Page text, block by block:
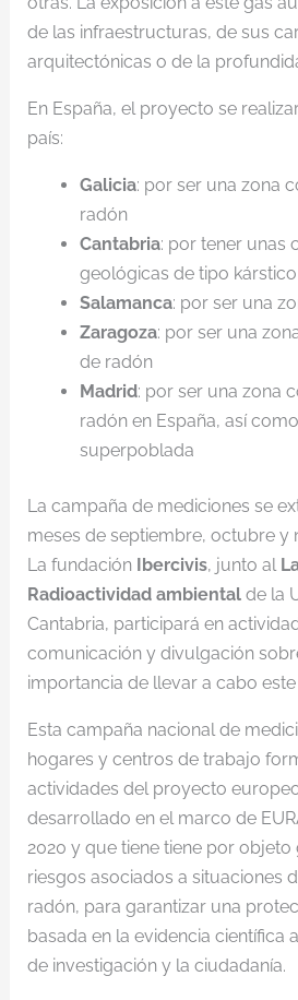
de las infraestructuras, de sus
arquitectónicas o de la
En España, el proyecto se
país:
Galicia: por ser una zona
radón
Cantabria: por tener unas
geológicas de tipo kárstico
Salamanca: por ser una
Zaragoza: por ser una
de radón
Madrid: por ser una zona
radón en España, así
superpoblada
La campaña de mediciones se
meses de septiembre, octubre y
La fundaciónIbercivis, junto al
Radioactividad ambientalde la
Cantabria, participará en
comunicación y divulgación
importancia de llevar a cabo
Esta campaña nacional de
hogares y centros de trabajo
actividades del proyecto
desarrollado en el marco de
2020 y que tiene tiene por objeto
riesgos asociados a situaciones
radón, para garantizar una
basada en la evidencia científica
de investigación y la ciudadanía.